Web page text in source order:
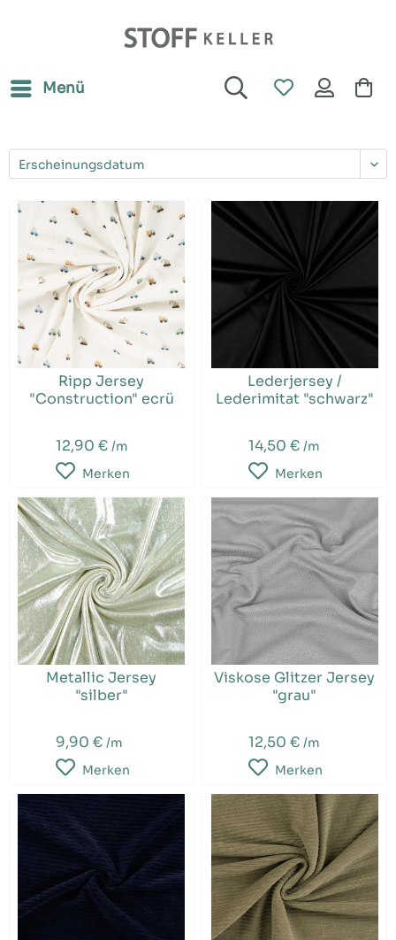
Menü
Ripp Jersey
"Construction" ecrü
12,90 € /m
Merken
Lederjersey /
Lederimitat "schwarz"
14,50 €/m
Merken
Metallic Jersey
"silber"
9,90 € /m
Merken
Viskose Glitzer Jersey
"grau"
12,50 €/m
Merken